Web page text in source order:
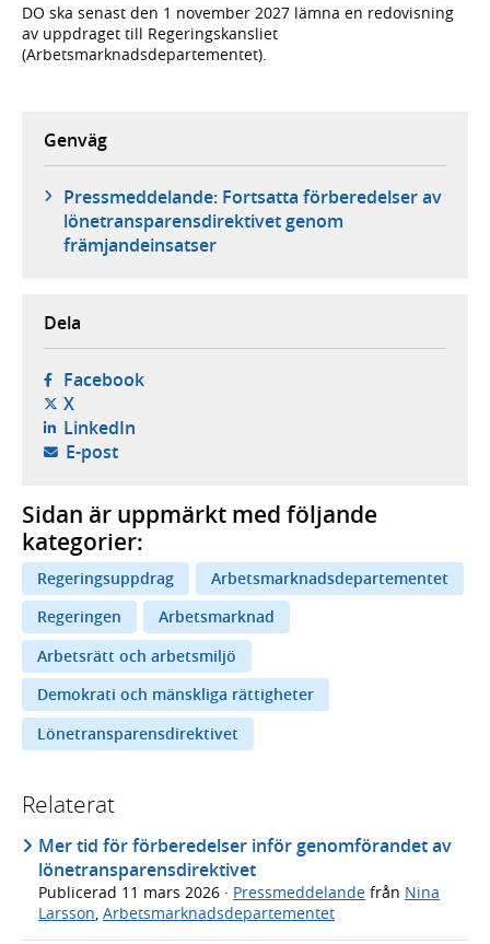
DO ska senast den 1 november 2027 lämna en redovisning
av uppdraget till Regeringskansliet
(Arbetsmarknadsdepartementet).
Genväg
Pressmeddelande: Fortsatta förberedelser av
lönetransparensdirektivet genom
främjandeinsatser
Dela
Facebook- öppnas i ny flik, extern webbplats,
X- öppnas i ny flik, extern webbplats,
LinkedIn- öppnas i ny flik, extern webbplats,
E-post- öppnar din e-postklient,
Sidan är uppmärkt med följande
kategorier:
Regeringsuppdrag
Arbetsmarknadsdepartementet
Regeringen
Arbetsmarknad
Arbetsrätt och arbetsmiljö
Demokrati och mänskliga rättigheter
Lönetransparensdirektivet
Relaterat
Mer tid för förberedelser inför genomförandet av
lönetransparensdirektivet
Publicerad 11 mars 2026 · Pressmeddelande från Nina
Larsson, Arbetsmarknadsdepartementet